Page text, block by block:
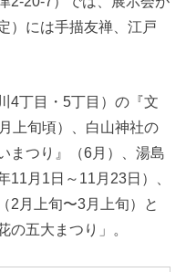
）には手描友禅、江戸
4丁目・5丁目）の『文
上旬頃）、白山神社の
まつり』（6月）、湯島
11月1日～11月23日）、
2月上旬〜3月上旬）と
の五大まつり」。